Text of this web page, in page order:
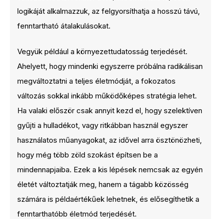
logikáját alkalmazzuk, az felgyorsíthatja a hosszú távú,
fenntartható átalakulásokat.
Vegyük például a környezettudatosság terjedését.
Ahelyett, hogy mindenki egyszerre próbálna radikálisan
megváltoztatni a teljes életmódját, a fokozatos
változás sokkal inkább működőképes stratégia lehet.
Ha valaki először csak annyit kezd el, hogy szelektíven
gyűjti a hulladékot, vagy ritkábban használ egyszer
használatos műanyagokat, az idővel arra ösztönözheti,
hogy még több zöld szokást építsen be a
mindennapjaiba. Ezek a kis lépések nemcsak az egyén
életét változtatják meg, hanem a tágabb közösség
számára is példaértékűek lehetnek, és elősegíthetik a
fenntarthatóbb életmód terjedését.